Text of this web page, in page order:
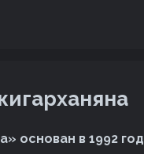
основан в 1992